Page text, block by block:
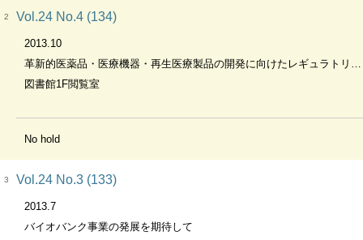
2 Vol.24 No.4 (134)
2013.10
革新的医薬品・医療機器・再生医療製品の開発に向けたレギュラトリーサイエンス
図書館1F閲覧室
No hold
3 Vol.24 No.3 (133)
2013.7
バイオバンク事業の発展を期待して